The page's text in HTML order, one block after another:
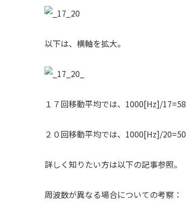
以下は、横軸を拡大。
１７回移動平均では、1000[Hz]/
２０回移動平均では、1000[Hz]/
詳しく知りたい方は以下の記事参照。
周波数が異なる場合についての考察：